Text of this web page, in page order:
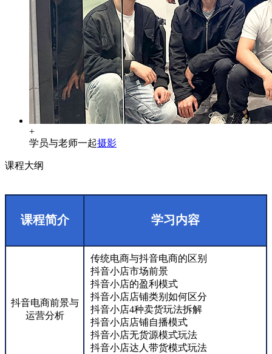
+
学员与老师一起摄影
课程大纲
课程简介 学习内容
抖音电商前景与
运营分析
传统电商与抖音电商的区别
抖音小店市场前景
抖音小店的盈利模式
抖音小店店铺类别如何区分
抖音小店4种卖货玩法拆解
抖音小店店铺自播模式
抖音小店无货源模式玩法
抖音小店达人带货模式玩法